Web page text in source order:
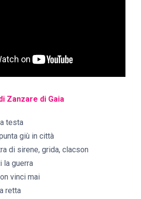
Zanzare di Gaia
testa
giù in città
di sirene, grida, clacson
la guerra
vinci mai
retta